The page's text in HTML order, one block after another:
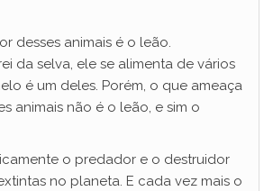
desses animais é o leão.
da selva, ele se alimenta de vários
é um deles. Porém, o que ameaça
animais não é o leão, e sim o
o predador e o destruidor
no planeta. E cada vez mais o